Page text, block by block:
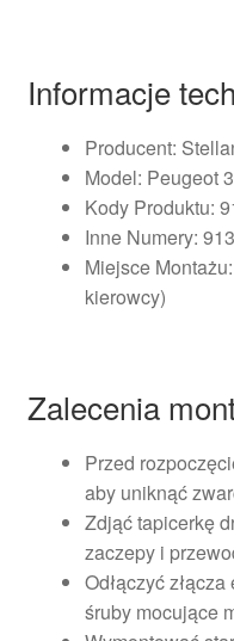
Informacje
Producent:
Model: Peugeot
Kody Produktu:
Inne Numery:
Miejsce
kierowcy)
Zalecenia
Przed
aby uniknąć
Zdjąć tapicerkę
zaczepy i
Odłączyć
śruby mocujące